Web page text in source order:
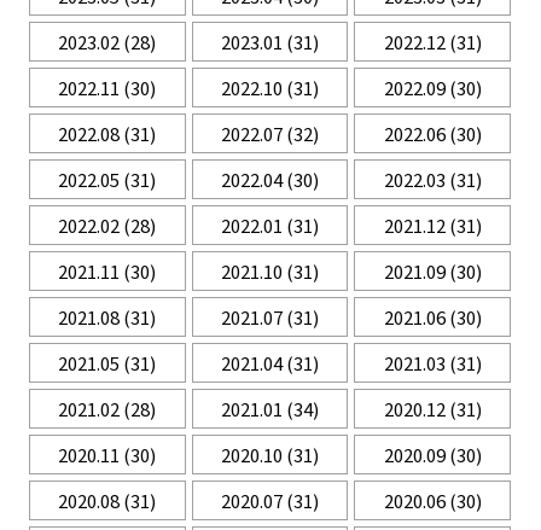
2023.02(28) 2023.01 (31) 2022.12(31)
2022.11 (30) 2022.10 (31) 2022.09(30)
2022.08(31) 2022.07(32) 2022.06(30)
2022.05 (31) 2022.04(30) 2022.03 (31)
2022.02(28) 2022.01 (31) 2021.12(31)
2021.11 (30) 2021.10 (31) 2021.09(30)
2021.08(31) 2021.07(31) 2021.06(30)
2021.05 (31) 2021.04(31) 2021.03 (31)
2021.02(28) 2021.01 (34) 2020.12(31)
2020.11 (30) 2020.10 (31) 2020.09(30)
2020.08(31) 2020.07(31) 2020.06(30)